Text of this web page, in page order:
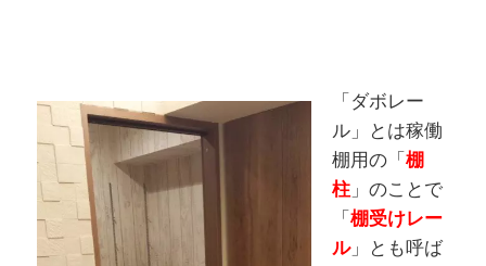
「ダボレー
ル」とは稼働
棚用の「棚
柱 」のことで
「棚受けレー
ル」とも呼ば